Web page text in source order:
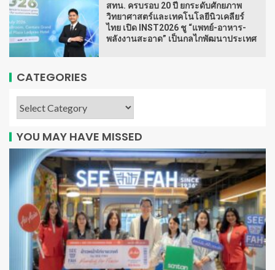
สทน. ครบรอบ 20 ปี ยกระดับศักยภาพ
วิทยาศาสตร์และเทคโนโลยีนิวเคลียร์
ไทย เปิด INST2026 ชู “แพทย์-อาหาร-
พลังงานสะอาด” เป็นกลไกพัฒนาประเทศ
CATEGORIES
YOU MAY HAVE MISSED